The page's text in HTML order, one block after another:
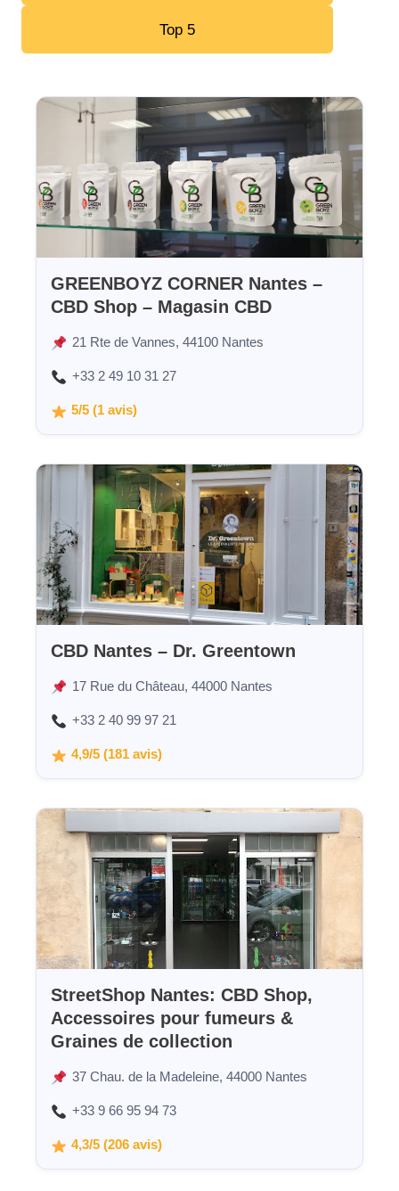
Top 5
GREENBOYZ CORNER Nantes –
CBD Shop – Magasin CBD
21 Rte de Vannes, 44100 Nantes
+33 2 49 10 31 27
5/5 (1 avis)
CBD Nantes – Dr. Greentown
17 Rue du Château, 44000 Nantes
+33 2 40 99 97 21
4,9/5 (181 avis)
StreetShop Nantes: CBD Shop,
Accessoires pour fumeurs &
Graines de collection
37 Chau. de la Madeleine, 44000 Nantes
+33 9 66 95 94 73
4,3/5 (206 avis)